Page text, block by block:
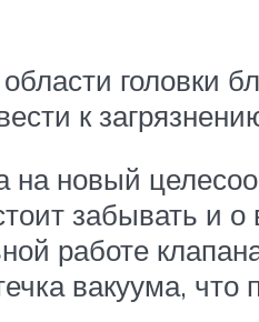
головки
к
на новый
забывать и о
работе
вакуума, что